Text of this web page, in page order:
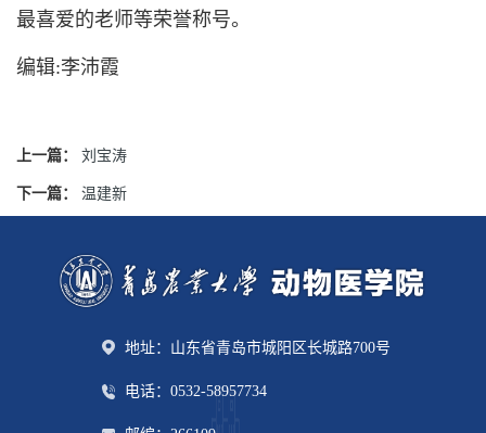
最喜爱的老师等荣誉称号。
编辑:李沛霞
上一篇： 刘宝涛
下一篇： 温建新
地址：山东省青岛市城阳区长城路700号
电话：0532-58957734